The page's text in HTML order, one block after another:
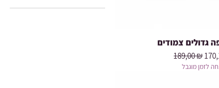
גדולים צמודים
Prix original
189,00 ₪
לזמן מוגבל